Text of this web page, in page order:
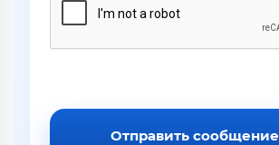
Отправить сообщение